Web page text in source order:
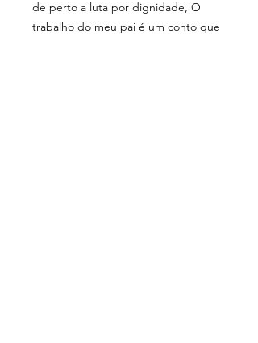
de perto a luta por dignidade, O
trabalho do meu pai é um conto que